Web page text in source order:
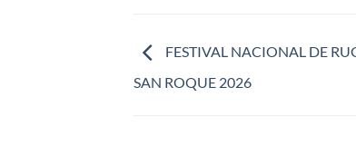
FESTIVAL NACIONAL DE
SAN ROQUE 2026